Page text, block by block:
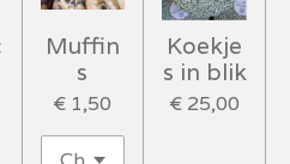
Muffin
s
€ 1,50
Koekje
s in blik
€ 25,00